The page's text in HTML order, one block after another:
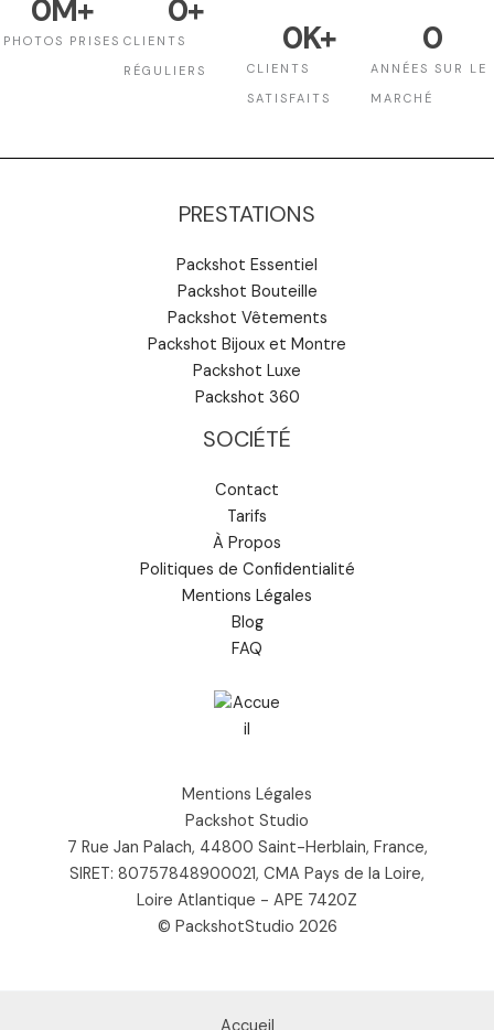
PHOTOS PRISES
0M+
CLIENTS
RÉGULIERS
0+
CLIENTS
SATISFAITS
0K+
ANNÉES SUR LE
MARCHÉ
0
PRESTATIONS
Packshot Essentiel
Packshot Bouteille
Packshot Vêtements
Packshot Bijoux et Montre
Packshot Luxe
Packshot 360
SOCIÉTÉ
Contact
Tarifs
À Propos
Politiques de Confidentialité
Mentions Légales
Blog
FAQ
Mentions Légales
Packshot Studio
7 Rue Jan Palach, 44800 Saint-Herblain, France,
SIRET: 80757848900021, CMA Pays de la Loire,
Loire Atlantique - APE 7420Z
© PackshotStudio 2026